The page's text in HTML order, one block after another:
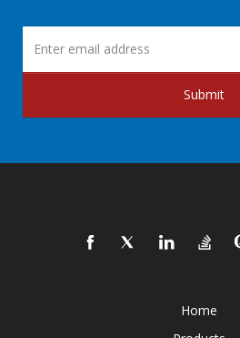
Submit
Home